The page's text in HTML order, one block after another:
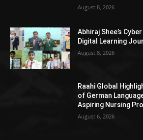
August 8, 2026
Abhiraj Shee’s
Digital Learning
August 8, 2026
Raahi Global
of German
Aspiring Nursing
August 6, 2026